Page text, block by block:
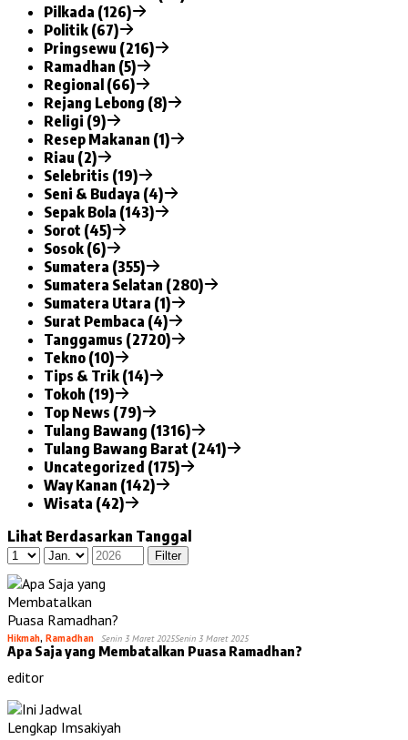
Pilkada (126)
Politik (67)
Pringsewu (216)
Ramadhan (5)
Regional (66)
Rejang Lebong (8)
Religi (9)
Resep Makanan (1)
Riau (2)
Selebritis (19)
Seni & Budaya (4)
Sepak Bola (143)
Sorot (45)
Sosok (6)
Sumatera (355)
Sumatera Selatan (280)
Sumatera Utara (1)
Surat Pembaca (4)
Tanggamus (2720)
Tekno (10)
Tips & Trik (14)
Tokoh (19)
Top News (79)
Tulang Bawang (1316)
Tulang Bawang Barat (241)
Uncategorized (175)
Way Kanan (142)
Wisata (42)
Lihat Berdasarkan Tanggal
Hikmah, Ramadhan Senin 3 Maret 2025Senin 3 Maret 2025
Apa Saja yang Membatalkan Puasa Ramadhan?
editor